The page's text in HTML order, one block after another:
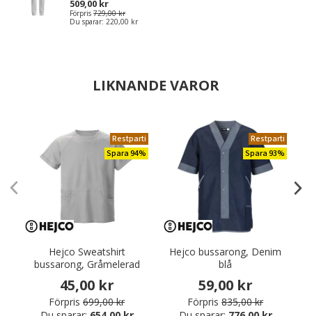
509,00 kr
Förpris 729,00 kr
Du sparar: 220,00 kr
LIKNANDE VAROR
Restparti
Spara 94%
Hejco Sweatshirt
bussarong, Gråmelerad
45,00 kr
Förpris 699,00 kr
Restparti
Spara 93%
Hejco bussarong, Denim
blå
59,00 kr
Förpris 835,00 kr